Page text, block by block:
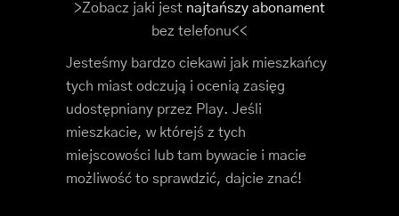
>Zobacz jaki jest najtańszy abonament
bez telefonu<<
Jesteśmy bardzo ciekawi jak mieszkańcy
tych miast odczują i ocenią zasięg
udostępniany przez Play. Jeśli
mieszkacie, w którejś z tych
miejscowości lub tam bywacie i macie
możliwość to sprawdzić, dajcie znać!